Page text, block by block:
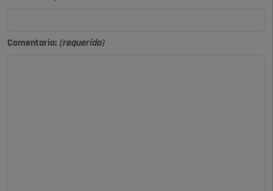
Comentario: (requerido)